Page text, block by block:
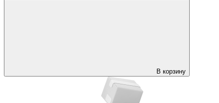
В корзину